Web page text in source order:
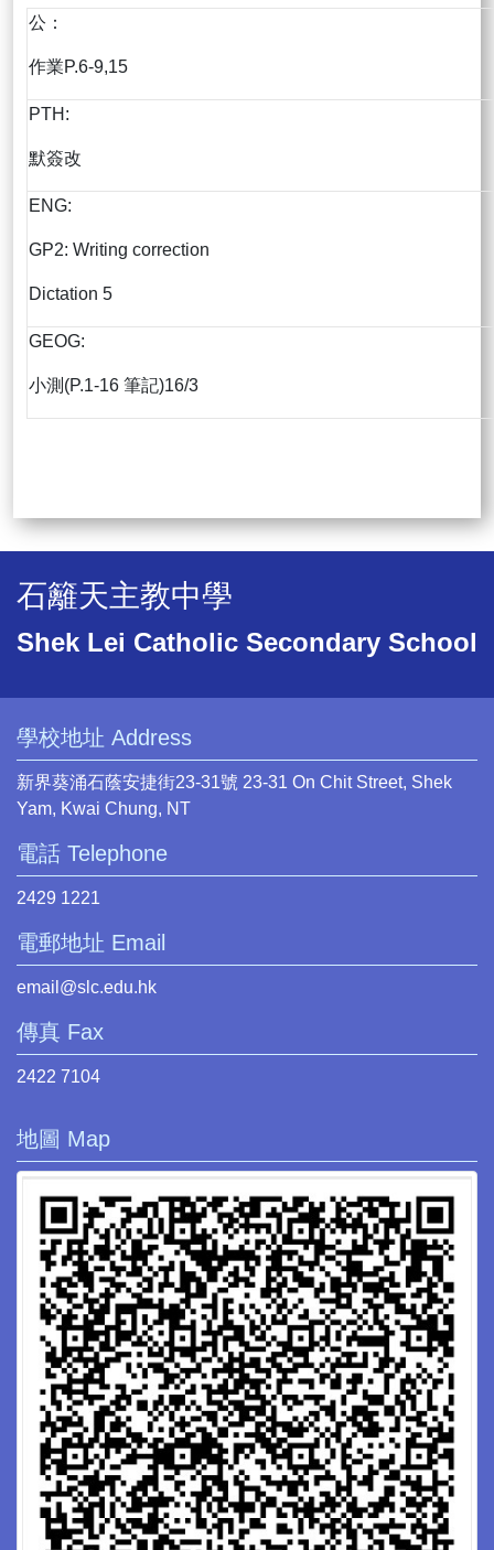
公：
作業P.6-9,15
PTH:
默簽改
ENG:
GP2: Writing correction
Dictation 5
GEOG:
小測(P.1-16 筆記)16/3
石籬天主教中學
Shek Lei Catholic Secondary School
學校地址 Address
新界葵涌石蔭安捷街23-31號 23-31 On Chit Street, Shek
Yam, Kwai Chung, NT
電話 Telephone
2429 1221
電郵地址 Email
email@slc.edu.hk
傳真 Fax
2422 7104
地圖 Map